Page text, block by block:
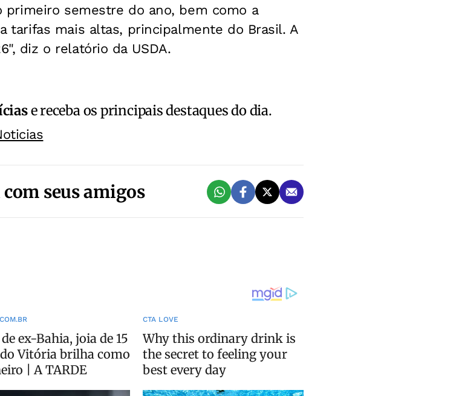
semestre do ano, bem como a
tarifas mais altas, principalmente do Brasil. A
diz o relatório da USDA.
e receba os principais destaques do dia.
seus amigos